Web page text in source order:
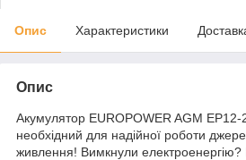
Опис Характеристики
Опис
Акумулятор EUROPOWER AGM
необхідний для надійної роботи
живлення! Вимкнули